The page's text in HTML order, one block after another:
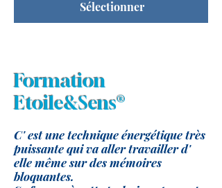
Sélectionner
Formation
Etoile&Sens®
C' est une technique énergétique très
puissante qui va aller travailler d'
elle même sur des mémoires
bloquantes.